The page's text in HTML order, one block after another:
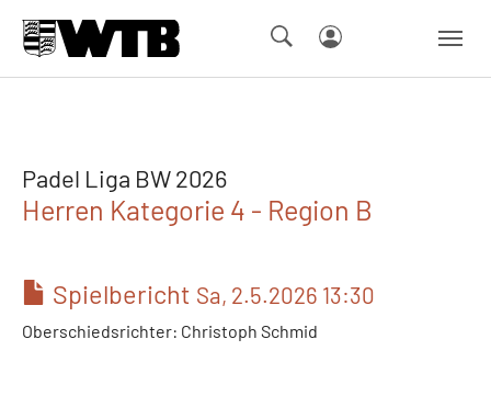
Padel Liga BW 2026
Herren Kategorie 4 - Region B
Spielbericht Sa, 2.5.2026 13:30
Oberschiedsrichter: Christoph Schmid